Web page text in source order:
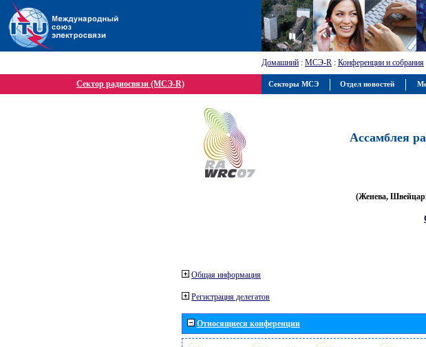
Домашний : МСЭ-R : Конференции и собрания
Сектор радиосвязи (МСЭ-R)
Ассамблея
(Женева,
Общая информация
Регистрация делегатов
Относящиеся конференции
Секторы МСЭ Отдел новостей